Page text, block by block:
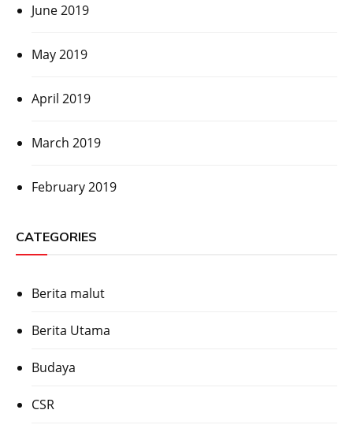
June 2019
May 2019
April 2019
March 2019
February 2019
CATEGORIES
Berita malut
Berita Utama
Budaya
CSR